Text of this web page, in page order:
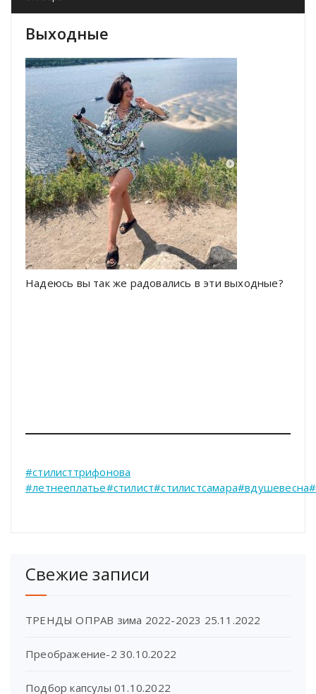
Выходные
Надеюсь вы так же радовались в эти выходные?
#стилисттрифонова
#летнееплатье#стилист#стилистсамара#вдушевесна
Свежие записи
ТРЕНДЫ ОПРАВ зима 2022-2023 25.11.2022
Преображение-2 30.10.2022
Подбор капсулы 01.10.2022